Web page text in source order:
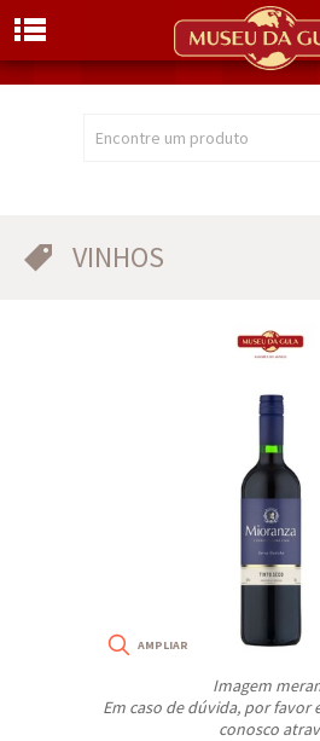
Encontre um produto
VINHOS
Imagem
Em caso de dúvida, por
conosco